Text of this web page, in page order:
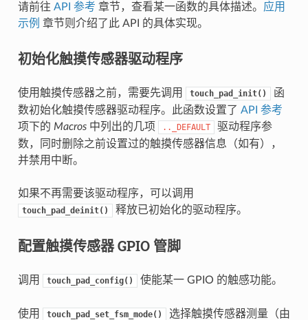
请前往 API 参考 章节，查看某一函数的具体描述。 应用
示例 章节则介绍了此 API 的具体实现。
初始化触摸传感器驱动程序
使用触摸传感器之前，需要先调用 touch_pad_init()
函
数初始化触摸传感器驱动程序。此函数设置了 API 参考
项下的 Macros中列出的几项 .._DEFAULT
驱动程序参
数，同时删除之前设置过的触摸传感器信息（如有），
并禁用中断。
如果不再需要该驱动程序，可以调用
touch_pad_deinit() 释放已初始化的驱动程序。
配置触摸传感器 GPIO 管脚
调用 touch_pad_config() 使能某一 GPIO 的触感功能。
使用 touch_pad_set_fsm_mode()
选择触摸传感器测量（由